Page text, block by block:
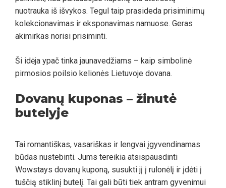
nuotrauka iš išvykos. Tegul taip prasideda prisiminimų
kolekcionavimas ir eksponavimas namuose. Geras
akimirkas norisi prisiminti.
Ši idėja ypač tinka jaunavedžiams – kaip simbolinė
pirmosios poilsio kelionės Lietuvoje dovana.
Dovanų kuponas – žinutė
butelyje
Tai romantiškas, vasariškas ir lengvai įgyvendinamas
būdas nustebinti. Jums tereikia atsispausdinti
Wowstays dovanų kuponą, susukti jį į rulonėlį ir įdėti į
tuščią stiklinį butelį. Tai gali būti tiek antram gyvenimui